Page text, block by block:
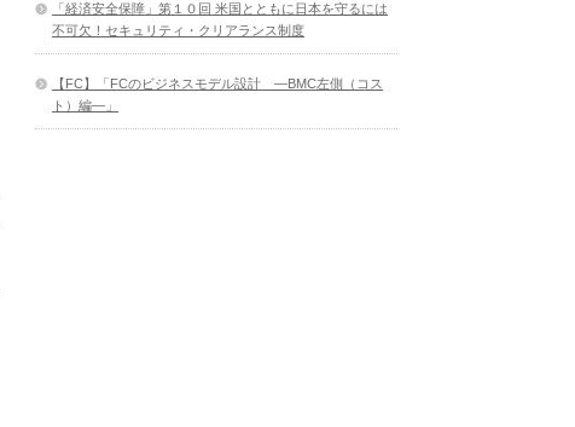
「経済安全保障」第１０回 米国とともに日本を守るには
不可欠！セキュリティ・クリアランス制度
【FC】「FCのビジネスモデル設計 ―BMC左側（コス
ト）編―」